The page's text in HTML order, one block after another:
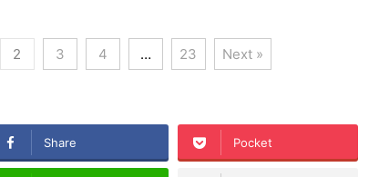
2 3 4 … 23 Next »
Share Pocket